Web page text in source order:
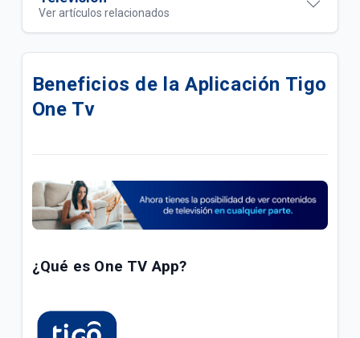
Ver artículos relacionados
Actualizamos la grilla de tu plan Avanzado Plus | TV
Conoce los 4 Nuevos Canales de tu Plan Avanzado
Disfruta los beneficios del Add On Lite A
FTTH
Beneficios de la Aplicación Tigo
One Tv
¿Qué es One TV App?